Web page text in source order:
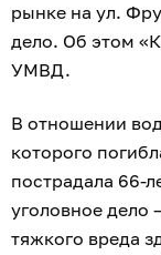
рынке на ул.
дело. Об этом
УМВД.
В отношении
которого
пострадала 66-
уголовное дело
тяжкого вреда